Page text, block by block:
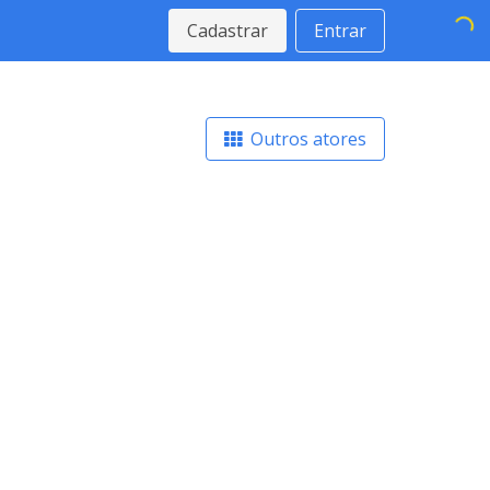
Cadastrar Entrar
Outros atores